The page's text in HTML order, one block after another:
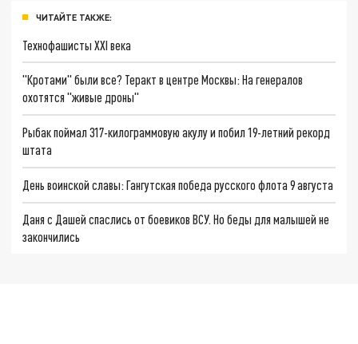
ЧИТАЙТЕ ТАКЖЕ:
Технофашисты XXI века
"Кротами" были все? Теракт в центре Москвы: На генералов
охотятся "живые дроны"
Рыбак поймал 317-килограммовую акулу и побил 19-летний рекорд
штата
День воинской славы: Гангутская победа русского флота 9 августа
Даня с Дашей спаслись от боевиков ВСУ. Но беды для малышей не
закончились